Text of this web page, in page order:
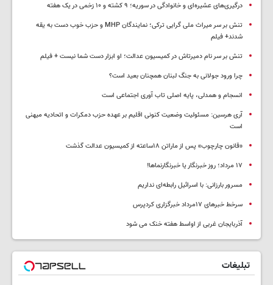
درگیری‌های عشیره‌ای و خانوادگی در سوریه؛ ۹ کشته و ۱۰ زخمی در یک هفته
تنش بر سر میراث ملی گرایی ترکی؛ نمایندگان MHP و حزب خوب دست به یقه
شدند+ فیلم
تنش بر سر نام دمیرتاش در کمیسیون عدالت؛ او ابزار دست شما نیست + فیلم
چرا ورود جولانی به جنگ لبنان همچنان بعید است؟
انسجام و همدلی، پایه اصلی تاب آوری اجتماعی است
آری هرسین: مسئولیت وضعیت کنونی اقلیم بر عهده حزب دمکرات و اتحادیه میهنی
است
«قانون چارچوب» پس از ماراتن ۱۸ساعته از کمیسیون عدالت گذشت
١٧ مرداد؛ روز خبرنگار یا خبرنگارنماها!
مسرور بارزانی: با اسرائیل رابطه‌ای نداریم
سرخط خبرهای ۱۷مرداد خبرگزاری کردپرس
آذربایجان غربی از اواسط هفته خنک می شود
تبلیغات